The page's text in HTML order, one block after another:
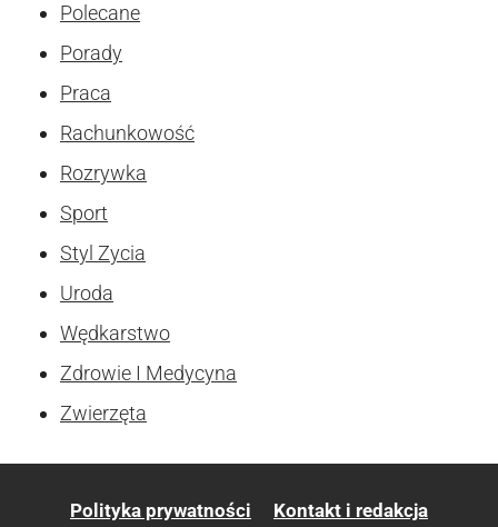
Polecane
Porady
Praca
Rachunkowość
Rozrywka
Sport
Styl Zycia
Uroda
Wędkarstwo
Zdrowie I Medycyna
Zwierzęta
Polityka prywatności Kontakt i redakcja